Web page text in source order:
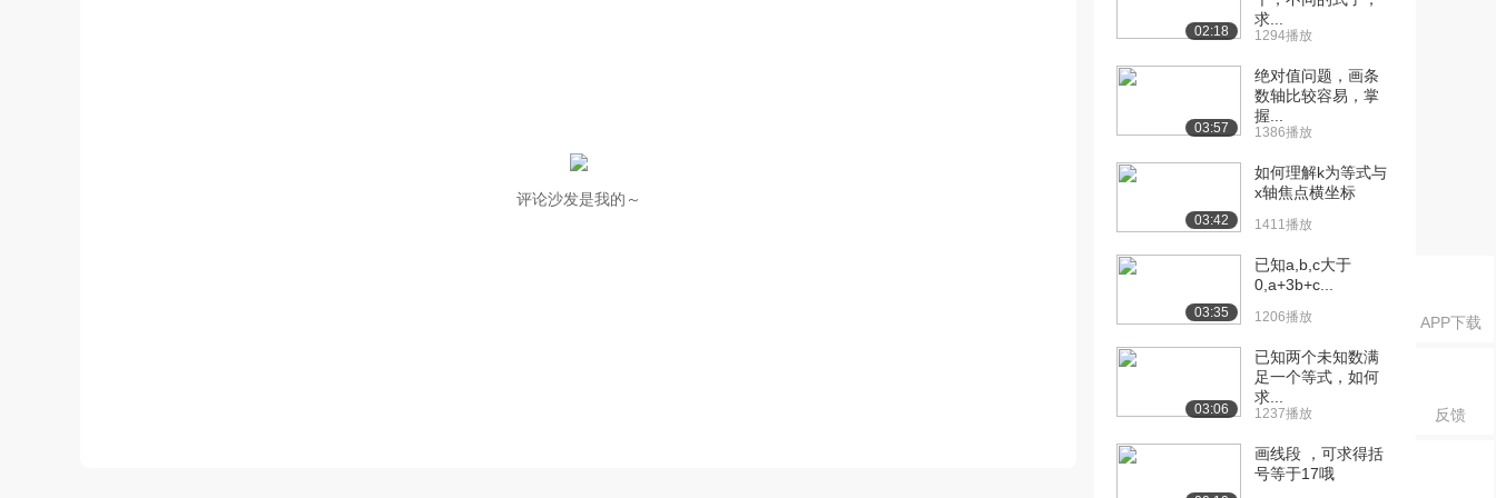
APP下载
反馈
评论沙发是我的～
02:18
求...
1294播放
03:57
绝对值问题，画条
数轴比较容易，掌
握...
1386播放
03:42
如何理解k为等式与
x轴焦点横坐标
1411播放
03:35
已知a,b,c大于
0,a+3b+c...
1206播放
03:06
已知两个未知数满
足一个等式，如何
求...
1237播放
画线段 ，可求得括
号等于17哦